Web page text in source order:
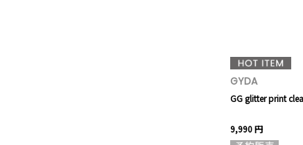
GYDA
GG glitter print
9,990 円